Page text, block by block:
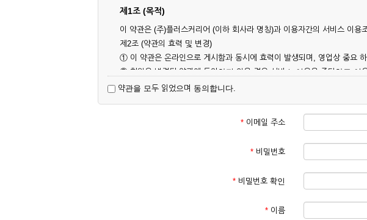
제1조 (목적)
이 약관은 (주)플러스커리어 (이하 회사라 명칭)과 이용자간의 서비스 이
제2조 (약관의 효력 및 변경)
① 이 약관은 온라인으로 게시함과 동시에 효력이 발생되며, 영업상 중요
② 회원은 변경된 약관에 동의하지 않을 경우 서비스 이용을 중단하고 이
대해 동의한 것으로 간주됩니다.
제3조 (약관의 외 준칙)
이 약관에 명시되지 않은 사항은 회사의 공지, 이용안내 및 기타 관계법령의
① 서비스 이용계약은 서비스 이용 희망자가 본 약관에 동의한 후 신청자
② 회원가입시 입력한 ID는 변경할 수 없으며, 회원 1인당 한 개의 ID가
약관을 모두 읽었으며 동의합니다.
* 이메일 주소
* 비밀번호
* 비밀번호 확인
* 이름